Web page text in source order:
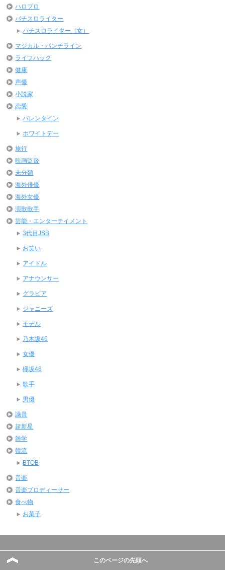
ハロプロ
パチスロライター
パチスロライター（女）
マジカル・パンチライン
ライフハック
健康
声優
小説家
恋愛
バレンタイン
ホワイトデー
旅行
映画監督
未分類
海外俳優
海外女優
演歌歌手
芸能・エンターテイメント
3代目JSB
お笑い
アイドル
アナウンサー
グラビア
ジャニーズ
モデル
乃木坂46
女優
欅坂46
歌手
男優
議員
超新星
雑学
韓流
BTOB
音楽
音楽プロディーサー
食べ物
お菓子
プロフィール このページの先頭へ